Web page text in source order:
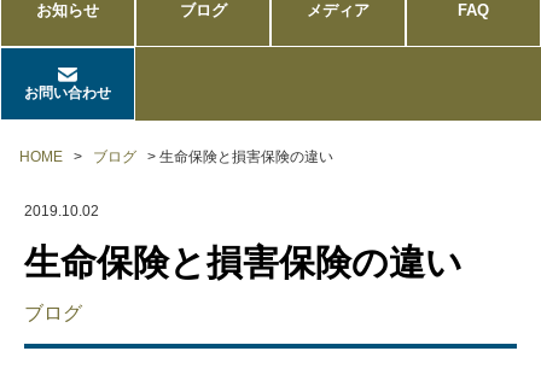
お知らせ ブログ メディア FAQ
お問い合わせ
HOME > ブログ > 生命保険と損害保険の違い
2019.10.02
生命保険と損害保険の違い
ブログ